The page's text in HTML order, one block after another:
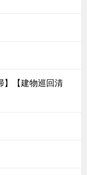
】【建物巡回清